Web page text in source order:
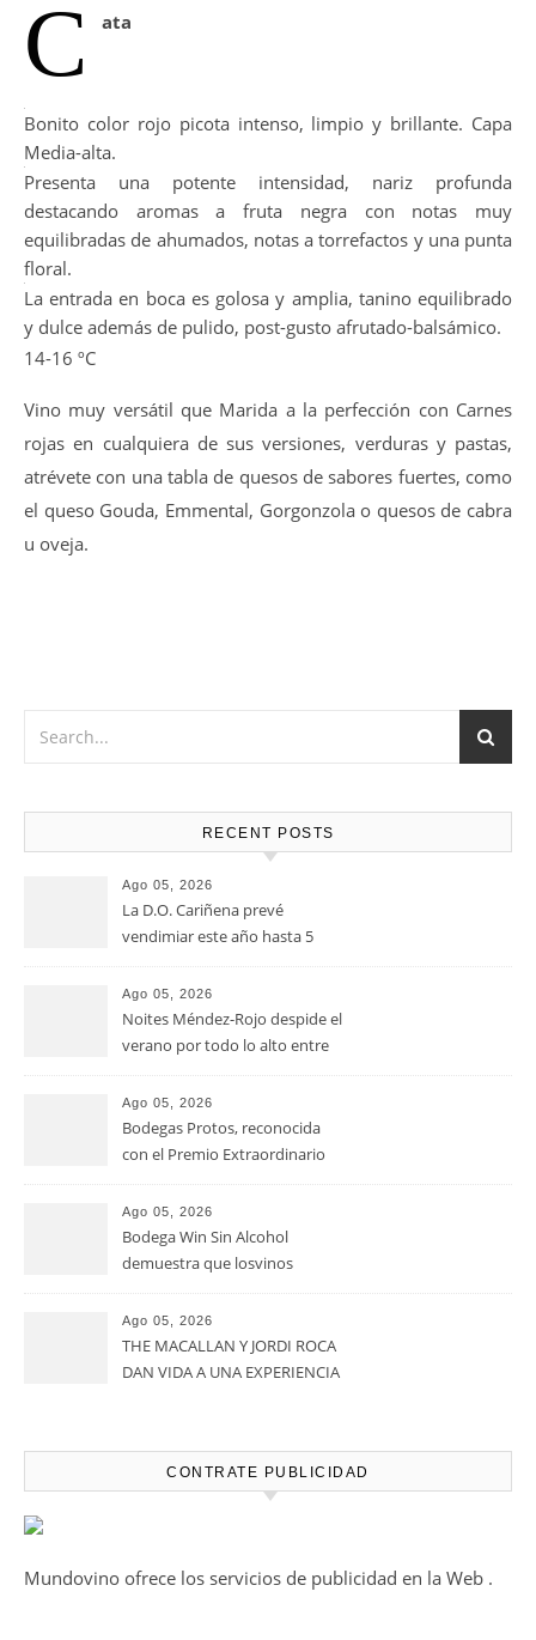
C ata
Bonito color rojo picota intenso, limpio y brillante. Capa
Media-alta.
Presenta una potente intensidad, nariz profunda
destacando aromas a fruta negra con notas muy
equilibradas de ahumados, notas a torrefactos y una punta
floral.
La entrada en boca es golosa y amplia, tanino equilibrado
y dulce además de pulido, post-gusto afrutado-balsámico.
14-16 ºC
Vino muy versátil que Marida a la perfección con Carnes
rojas en cualquiera de sus versiones, verduras y pastas,
atrévete con una tabla de quesos de sabores fuertes, como
el queso Gouda, Emmental, Gorgonzola o quesos de cabra
u oveja.
RECENT POSTS
Ago 05, 2026
La D.O. Cariñena prevé
vendimiar este año hasta 5
que en 2025
Ago 05, 2026
Noites Méndez-Rojo despide el
verano por todo lo alto entre
Ago 05, 2026
Bodegas Protos, reconocida
con el Premio Extraordinario
casi un siglo de excelencia
vitivinícola
Ago 05, 2026
Bodega Win Sin Alcohol
demuestra que losvinos
calidadcomienzan a diseñarse
en el viñedo
Ago 05, 2026
THE MACALLAN Y JORDI ROCA
DAN VIDA A UNA EXPERIENCIA
HARMONY COLLECTION
CONTRATE PUBLICIDAD
Mundovino ofrece los servicios de publicidad en la Web .